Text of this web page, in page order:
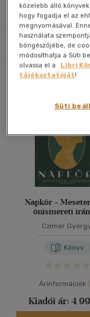
Művei
Szűrés
Cím szerint
Szerző
Megjelenítés
20 db / oldal
Napkör -
önismereti
Czimer
Könyv
Árinformációk
Kiadói ár: 4
közelebb álló
hogy fogadja el az
megnyomásával.
használata
böngészőjébe, de
módosíthatja a Süti
olvassa el a
Libri
tájékoztatóját!
Süti